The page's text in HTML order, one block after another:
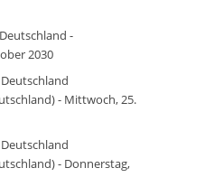
-
2030
- Mittwoch, 25.
- Donnerstag,